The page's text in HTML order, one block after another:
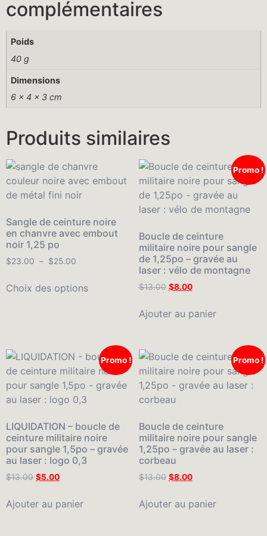
complémentaires
Poids
40 g
Dimensions
6 × 4 × 3 cm
Produits similaires
Sangle de ceinture noire
en chanvre avec embout
noir 1,25 po
$23.00 – $25.00
Choix des options
Promo !
Boucle de ceinture
militaire noire pour sangle
de 1,25po – gravée au
laser : vélo de montagne
$13.00 $8.00
Ajouter au panier
Promo !
LIQUIDATION – boucle de
ceinture militaire noire
pour sangle 1,5po – gravée
au laser : logo 0,3
$13.00 $5.00
Ajouter au panier
Promo !
Boucle de ceinture
militaire noire pour sangle
1,25po – gravée au laser :
corbeau
$13.00 $8.00
Ajouter au panier